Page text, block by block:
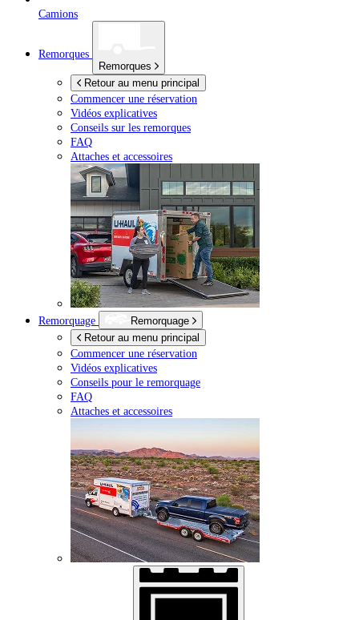
Camions
Remorques
Remorques
Retour au menu principal
Commencer une réservation
Vidéos explicatives
Conseils sur les remorques
FAQ
Attaches et accessoires
Remorquage
Remorquage
Retour au menu principal
Commencer une réservation
Vidéos explicatives
Conseils pour le remorquage
FAQ
Attaches et accessoires